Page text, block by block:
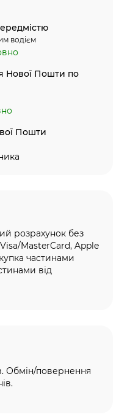
водієм
Нової Пошти по
Пошти
розрахунок без
MasterCard, Apple
частинами
від
Обмін/повернення